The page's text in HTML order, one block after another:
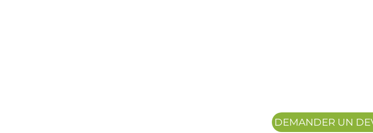
DEMANDER UN